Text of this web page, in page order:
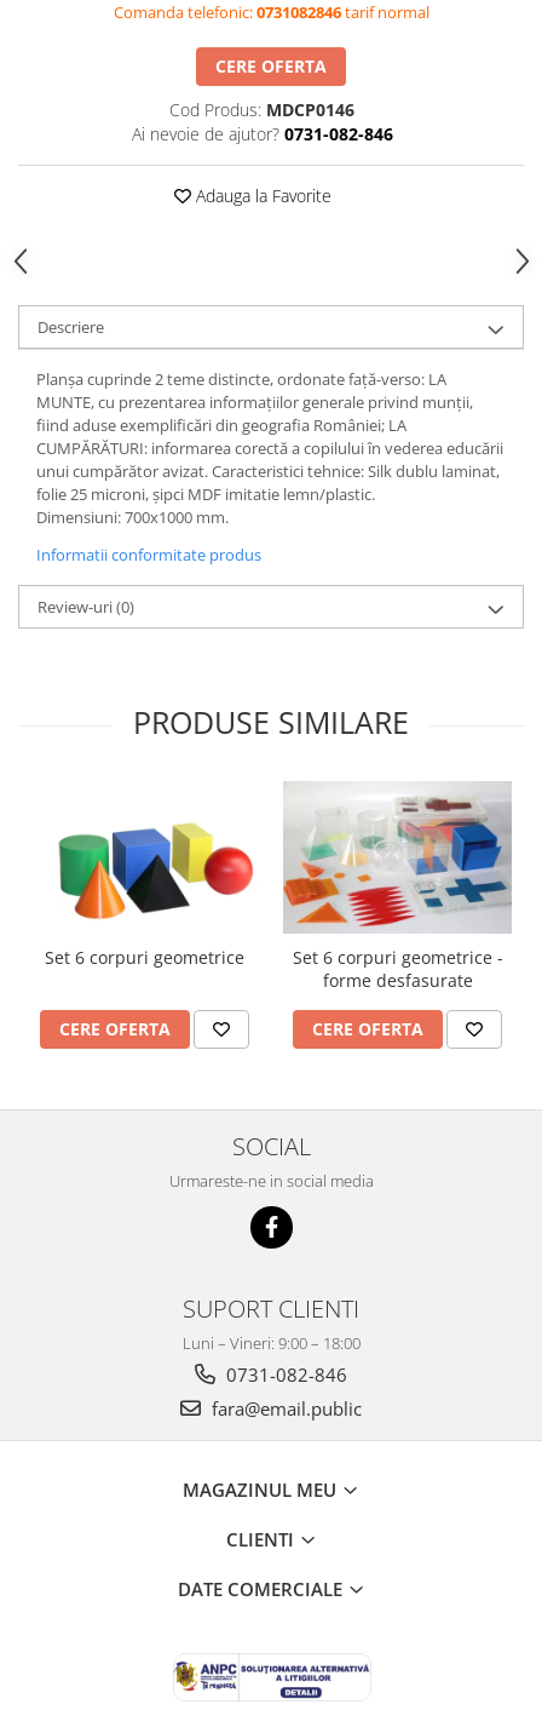
Table Interactive
Videoproiectoare si Echipamente IT
Videoproiectoare
Videoproiectoare
Laptopuri si Accesorii
Accesorii Laptopuri
All in One/PC
All in One
Periferice PC
Conectivitate si Accesorii
Monitoare
Tablete si Accesorii
Imprimante si Multifunctionale
Imprimante si Scanere 3D
Camere Videoconferinta
Boxe si Soundbar
Tehnologie Educationala
Kit Robotic Educational
Mobilier Invatamant
Mobilier Depozitare
Set Banca si Scaune Elevi
Dulapuri,Biblioteci si Cuiere
Mobilier Laboratoare
Catedre si mese
Catedre,Mese,Birouri
Materiale Didactice si Jocuri
Comanda telefonic:0731082846tarif normal
CERE OFERTA
Cod Produs: MDCP0146
Ai nevoie de ajutor? 0731-082-846
Adauga la Favorite
Descriere
Planşa cuprinde 2 teme distincte, ordonate faţă-verso: LA
MUNTE, cu prezentarea informațiilor generale privind munții,
fiind aduse exemplificări din geografia României; LA
CUMPĂRĂTURI: informarea corectă a copilului în vederea educării
unui cumpărător avizat. Caracteristici tehnice: Silk dublu laminat,
folie 25 microni, şipci MDF imitatie lemn/plastic.
Dimensiuni: 700x1000 mm.
Informatii conformitate produs
Review-uri(0)
PRODUSE SIMILARE
Set 6 corpuri geometrice
CERE OFERTA
Set 6 corpuri geometrice -
forme desfasurate
CERE OFERTA
SOCIAL
Urmareste-ne in social media
SUPORT CLIENTI
Luni – Vineri: 9:00 – 18:00
0731-082-846
fara@email.public
MAGAZINUL MEU
CLIENTI
DATE COMERCIALE